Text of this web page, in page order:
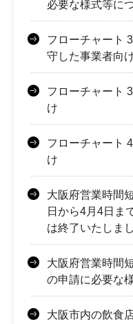
必要な様式等に
フローチャート
守した事業者向
フローチャート
け
フローチャート
け
大阪府営業時間
日から4月4日ま
は終了いたしま
大阪府営業時間
の申請に必要な
大阪市内の飲食